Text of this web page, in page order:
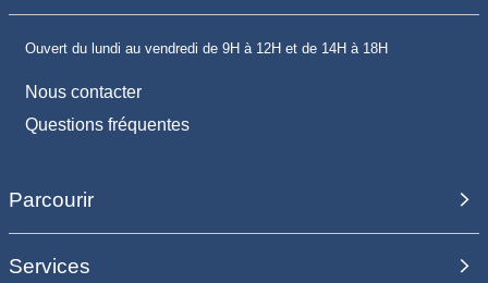
Ouvert du lundi au vendredi de 9H à 12H et de 14H à 18H
Nous contacter
Questions fréquentes
Parcourir
Services